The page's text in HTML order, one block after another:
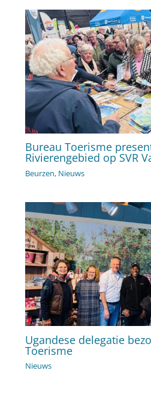
Bureau Toerisme
Rivierengebied op SVR
Beurzen, Nieuws
Ugandese delegatie
Toerisme
Nieuws